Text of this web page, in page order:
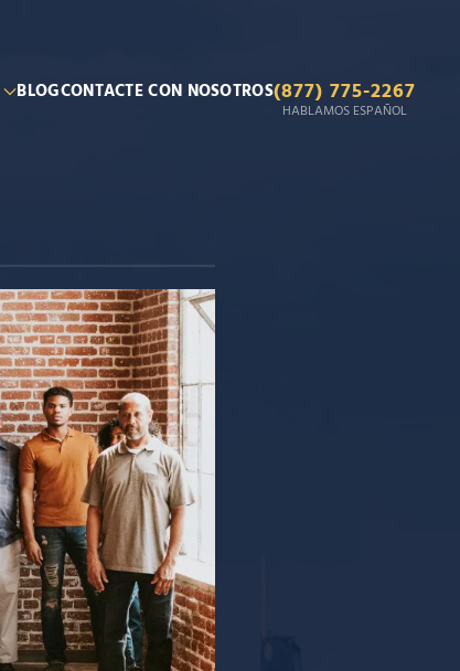
BLOGCONTACTE CON NOSOTROS(877) 775-2267
HABLAMOS ESPAÑOL